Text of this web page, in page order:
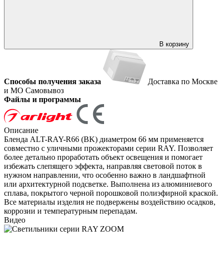
В корзину
Способы получения заказа
Доставка по Москве
и МО Самовывоз
Файлы и программы
Описание
Бленда ALT-RAY-R66 (BK) диаметром 66 мм применяется
совместно с уличными прожекторами серии RAY. Позволяет
более детально проработать объект освещения и помогает
избежать слепящего эффекта, направляя световой поток в
нужном направлении, что особенно важно в ландшафтной
или архитектурной подсветке. Выполнена из алюминиевого
сплава, покрытого черной порошковой полиэфирной краской.
Все материалы изделия не подвержены воздействию осадков,
коррозии и температурным перепадам.
Видео